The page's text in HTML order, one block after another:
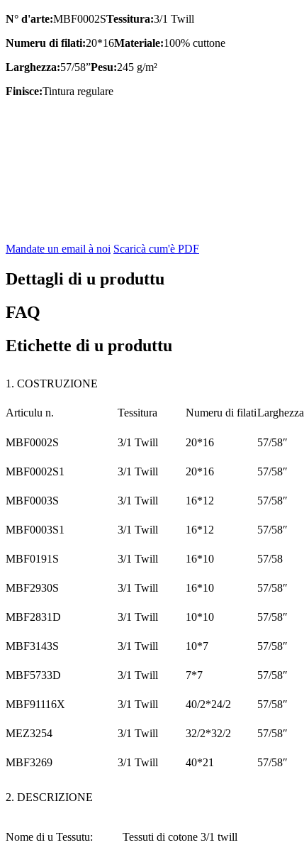
N° d'arte:MBF0002STessitura:3/1 Twill
Numeru di filati:20*16Materiale:100% cuttone
Larghezza:57/58”Pesu:245 g/m²
Finisce:Tintura regulare
Mandate un email à noi Scaricà cum'è PDF
Dettagli di u produttu
FAQ
Etichette di u produttu
1. COSTRUZIONE
Articulu n. Tessitura Numeru di filatiLarghezza
MBF0002S 3/1 Twill 20*16 57/58″
MBF0002S1 3/1 Twill 20*16 57/58″
MBF0003S 3/1 Twill 16*12 57/58″
MBF0003S1 3/1 Twill 16*12 57/58″
MBF0191S 3/1 Twill 16*10 57/58
MBF2930S 3/1 Twill 16*10 57/58″
MBF2831D 3/1 Twill 10*10 57/58″
MBF3143S 3/1 Twill 10*7 57/58″
MBF5733D 3/1 Twill 7*7 57/58″
MBF91116X 3/1 Twill 40/2*24/2 57/58″
MEZ3254 3/1 Twill 32/2*32/2 57/58″
MBF3269 3/1 Twill 40*21 57/58″
2. DESCRIZIONE
Nome di u Tessutu: Tessuti di cotone 3/1 twill